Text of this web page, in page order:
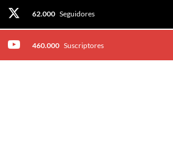
62.000 Seguidores
460.000 Suscriptores